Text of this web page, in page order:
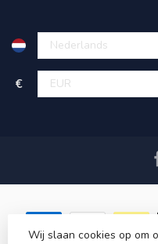
€
Wij slaan cookies op om